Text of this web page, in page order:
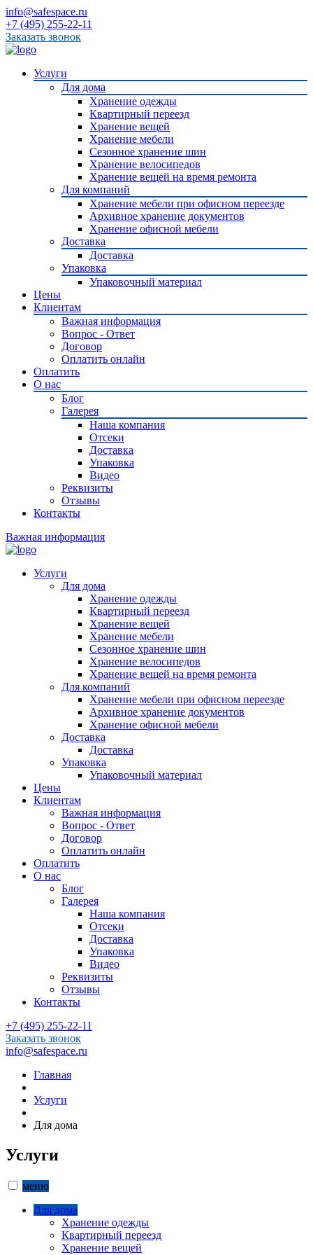
info@safespace.ru
+7 (495) 255-22-11
Заказать звонок
Услуги
Для дома
Хранение одежды
Квартирный переезд
Хранение вещей
Хранение мебели
Сезонное хранение шин
Хранение велосипедов
Хранение вещей на время ремонта
Для компаний
Хранение мебели при офисном переезде
Архивное хранение документов
Хранение офисной мебели
Доставка
Доставка
Упаковка
Упаковочный материал
Цены
Клиентам
Важная информация
Вопрос - Ответ
Договор
Оплатить онлайн
Оплатить
О нас
Блог
Галерея
Наша компания
Отсеки
Доставка
Упаковка
Видео
Реквизиты
Отзывы
Контакты
Важная информация
Услуги
Для дома
Хранение одежды
Квартирный переезд
Хранение вещей
Хранение мебели
Сезонное хранение шин
Хранение велосипедов
Хранение вещей на время ремонта
Для компаний
Хранение мебели при офисном переезде
Архивное хранение документов
Хранение офисной мебели
Доставка
Доставка
Упаковка
Упаковочный материал
Цены
Клиентам
Важная информация
Вопрос - Ответ
Договор
Оплатить онлайн
Оплатить
О нас
Блог
Галерея
Наша компания
Отсеки
Доставка
Упаковка
Видео
Реквизиты
Отзывы
Контакты
+7 (495) 255-22-11
Заказать звонок
info@safespace.ru
Главная
Услуги
Для дома
Услуги
меню
Для дома
Хранение одежды
Квартирный переезд
Хранение вещей